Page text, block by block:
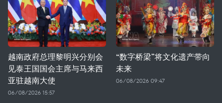
越南政府总理黎明兴分别会
见泰王国国会主席与马来西
亚驻越南大使
06/08/2026 15:57
“数字桥梁”将文化遗产带向
未来
06/08/2026 09:47